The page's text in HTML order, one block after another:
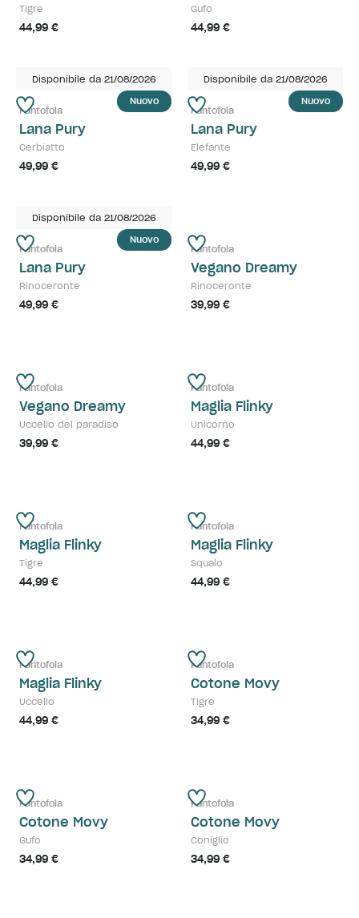
Tigre
44,99 €
Gufo
44,99 €
Disponibile da 21/08/2026
Nuovo
Pantofola
Lana Pury
Cerbiatto
49,99 €
Disponibile da 21/08/2026
Nuovo
Pantofola
Lana Pury
Elefante
49,99 €
Disponibile da 21/08/2026
Nuovo
Pantofola
Lana Pury
Rinoceronte
49,99 €
Pantofola
Vegano Dreamy
Rinoceronte
39,99 €
Pantofola
Vegano Dreamy
Uccello del paradiso
39,99 €
Pantofola
Maglia Flinky
Unicorno
44,99 €
Pantofola
Maglia Flinky
Tigre
44,99 €
Pantofola
Maglia Flinky
Squalo
44,99 €
Pantofola
Maglia Flinky
Uccello
44,99 €
Pantofola
Cotone Movy
Tigre
34,99 €
Pantofola
Cotone Movy
Gufo
34,99 €
Pantofola
Cotone Movy
Coniglio
34,99 €